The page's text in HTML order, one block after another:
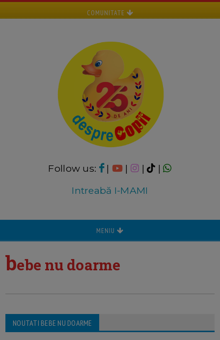
COMUNITATE
Follow us: | | |
|
Intreabă I-MAMI
MENIU
bebe nu doarme
NOUTATI BEBE NU DOARME